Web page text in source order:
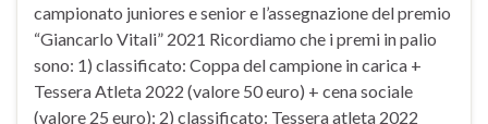
campionato juniores e senior e l’assegnazione del premio
“Giancarlo Vitali” 2021 Ricordiamo che i premi in palio
sono: 1) classificato: Coppa del campione in carica +
Tessera Atleta 2022 (valore 50 euro) + cena sociale
(valore 25 euro); 2) classificato: Tessera atleta 2022